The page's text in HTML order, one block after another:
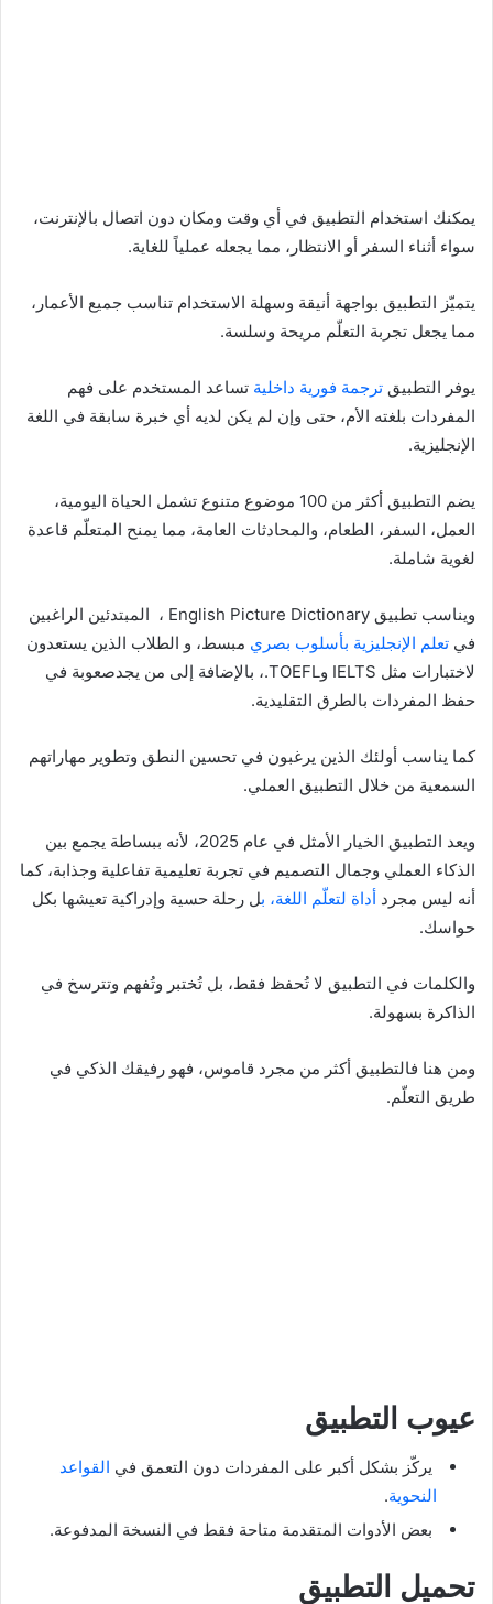
يمكنك استخدام التطبيق في أي وقت ومكان دون اتصال بالإنترنت،
سواء أثناء السفر أو الانتظار، مما يجعله عملياً للغاية.
يتميّز التطبيق بواجهة أنيقة وسهلة الاستخدام تناسب جميع الأعمار،
مما يجعل تجربة التعلّم مريحة وسلسة.
يوفر التطبيق ترجمة فورية داخلية تساعد المستخدم على فهم
المفردات بلغته الأم، حتى وإن لم يكن لديه أي خبرة سابقة في اللغة
الإنجليزية.
يضم التطبيق أكثر من 100 موضوع متنوع تشمل الحياة اليومية،
العمل، السفر، الطعام، والمحادثات العامة، مما يمنح المتعلّم قاعدة
لغوية شاملة.
ويناسب تطبيق English Picture Dictionary ، المبتدئين الراغبين
في تعلم الإنجليزية بأسلوب بصري مبسط، و الطلاب الذين يستعدون
لاختبارات مثل IELTS وTOEFL.، بالإضافة إلى من يجدصعوبة في
حفظ المفردات بالطرق التقليدية.
كما يناسب أولئك الذين يرغبون في تحسين النطق وتطوير مهاراتهم
السمعية من خلال التطبيق العملي.
ويعد التطبيق الخيار الأمثل في عام 2025، لأنه ببساطة يجمع بين
الذكاء العملي وجمال التصميم في تجربة تعليمية تفاعلية وجذابة، كما
أنه ليس مجرد أداة لتعلّم اللغة، بل رحلة حسية وإدراكية تعيشها بكل
حواسك.
والكلمات في التطبيق لا تُحفظ فقط، بل تُختبر وتُفهم وتترسخ في
الذاكرة بسهولة.
ومن هنا فالتطبيق أكثر من مجرد قاموس، فهو رفيقك الذكي في
طريق التعلّم.
عيوب التطبيق
يركّز بشكل أكبر على المفردات دون التعمق في القواعد
النحوية.
بعض الأدوات المتقدمة متاحة فقط في النسخة المدفوعة.
تحميل التطبيق